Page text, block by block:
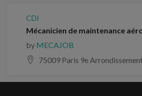
CDI
Mécanicien de maintenance
by MECAJOB
75009 Paris 9e